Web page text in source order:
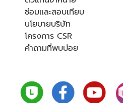
ซ่อมและสอบเทียบ
นโยบายบริษัท
โครงการ CSR
คำถามที่พบบ่อย